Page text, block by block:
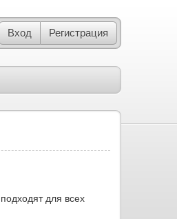
Вход Регистрация
для всех